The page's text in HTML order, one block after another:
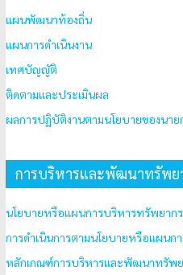
แผนพัฒนาท้องถิ่น
แผนการดำเนินงาน
เทศบัญญัติ
ติดตามและประเมินผล
ผลการปฏิบัติงานตามนโยบายของนาย
การบริหารและพัฒนาทรัพย
นโยบายหรือแผนการบริหารทรัพยาก
การดำเนินการตามนโยบายหรือแผน
หลักเกณฑ์การบริหารและพัฒนาทรัพ